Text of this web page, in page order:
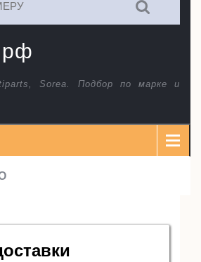
Sorea. Подбор по марке и